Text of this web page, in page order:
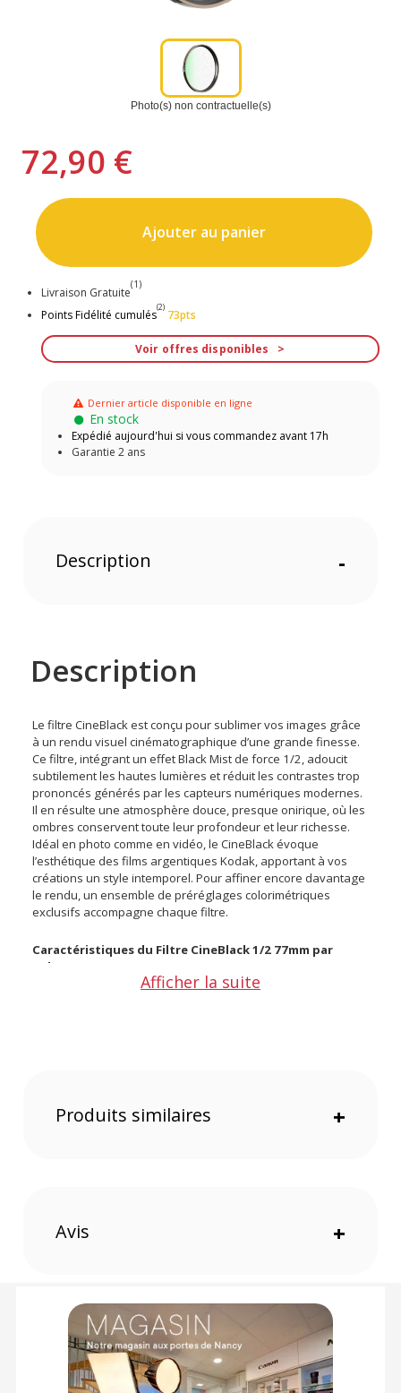
Photo(s) non contractuelle(s)
72,90 €
Ajouter au panier
Livraison Gratuite
(1)
Points Fidélité cumulés
(2)
73pts
Voir offres disponibles
Dernier article disponible en ligne
En stock
Expédié aujourd'hui si vous commandez avant 17h
Garantie 2 ans
Description -
Description
Le filtre CineBlack est conçu pour sublimer vos images grâce
à un rendu visuel cinématographique d’une grande finesse.
Ce filtre, intégrant un effet Black Mist de force 1/2, adoucit
subtilement les hautes lumières et réduit les contrastes trop
prononcés générés par les capteurs numériques modernes.
Il en résulte une atmosphère douce, presque onirique, où les
ombres conservent toute leur profondeur et leur richesse.
Idéal en photo comme en vidéo, le CineBlack évoque
l’esthétique des films argentiques Kodak, apportant à vos
créations un style intemporel. Pour affiner encore davantage
le rendu, un ensemble de préréglages colorimétriques
exclusifs accompagne chaque filtre.
Caractéristiques du Filtre CineBlack 1/2 77mm par
PolarPro :
1x Étui de protection
sur les produits de moins de 1m et moins de 20Kg.
(2) Nombre de points Fidélité estimés, hors remises au panier, basé
sur le prix TTC en €, les points seront effectivement calculés dans le
Afficher la suite
Produits similaires +
Avis +